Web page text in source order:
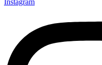
Instagram